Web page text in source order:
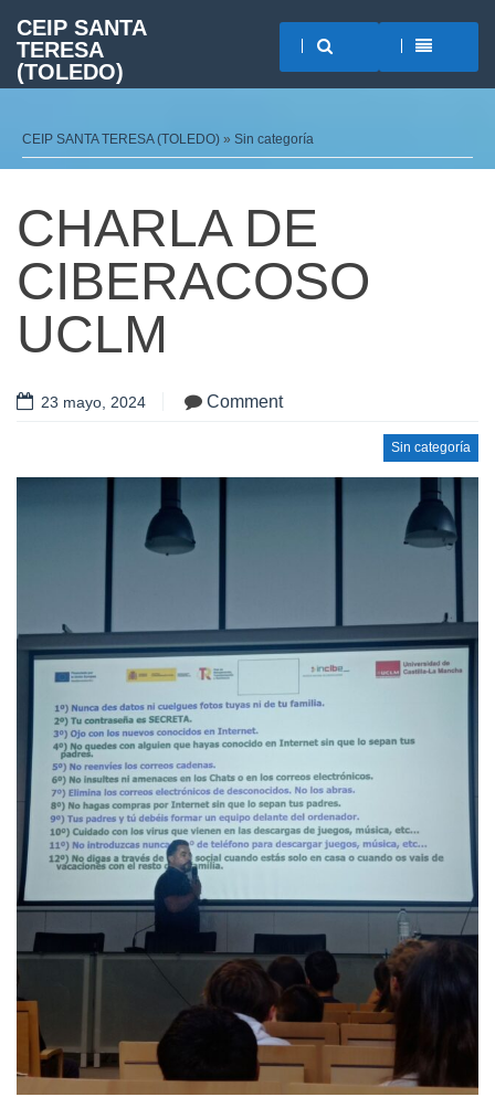
CEIP SANTA
TERESA
(TOLEDO)
CEIP SANTA TERESA (TOLEDO) » Sin categoría
CHARLA DE
CIBERACOSO
UCLM
23 mayo, 2024 Comment
Sin categoría